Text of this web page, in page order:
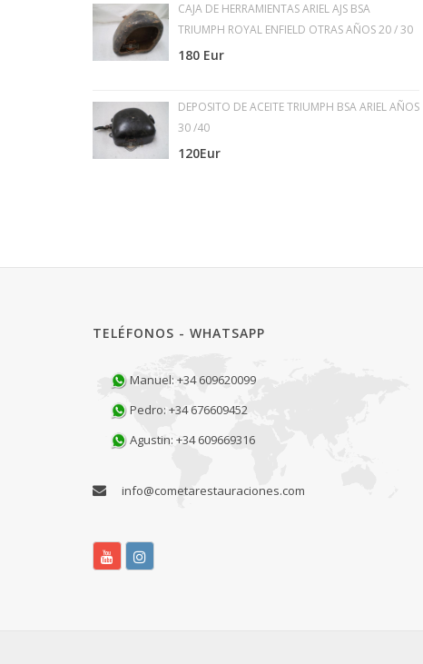
CAJA DE HERRAMIENTAS ARIEL AJS BSA
TRIUMPH ROYAL ENFIELD OTRAS AÑOS 20 / 30
180 Eur
DEPOSITO DE ACEITE TRIUMPH BSA ARIEL AÑOS
30 /40
120Eur
TELÉFONOS - WHATSAPP
Manuel: +34 609620099
Pedro: +34 676609452
Agustin: +34 609669316
info@cometarestauraciones.com